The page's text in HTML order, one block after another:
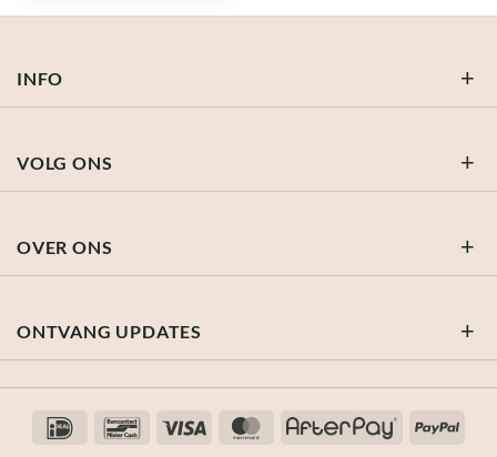
INFO
VOLG ONS
OVER ONS
ONTVANG UPDATES
IDeal BancontactVisa MasterCard AfterPay